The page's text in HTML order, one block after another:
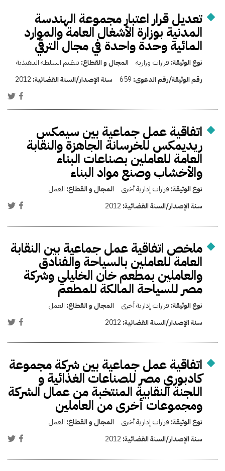
تعديل قرار اعتبار مجموعة الهندسة
المدنية بوزارة الأشغال العامة والموارد
المائية وحدة واحدة في مجال الترقي
نوع الوثيقة: قرارات وزارية المجال و القطاع: تنظيم السلطة التنفيذية
رقم الوثيقة/رقم الدعوى: 659 سنة الإصدار/السنة القضائية: 2012
اتفاقية عمل جماعية بين سيمكس
ريديمكس للخرسانة الجاهزة والنقابة
العامة للعاملين بصناعات البناء
والأخشاب وصنع مواد البناء
نوع الوثيقة: قرارات إدارية أخرى المجال و القطاع: العمل
سنة الإصدار/السنة القضائية: 2012
ملخص اتفاقية عمل جماعية بين النقابة
العامة للعاملين بالسياحة والفنادق
والعاملين بمطعم خان الخليلي وشركة
مصر للسياحة المالكة للمطعم
نوع الوثيقة: قرارات إدارية أخرى المجال و القطاع: العمل
سنة الإصدار/السنة القضائية: 2012
اتفاقية عمل جماعية بين شركة مجموعة
كادبوري مصر للصناعات الغذائية و
اللجنة النقابية المنتخبة من عمال الشركة
ومجموعات أخرى من العاملين
نوع الوثيقة: قرارات إدارية أخرى المجال و القطاع: العمل
سنة الإصدار/السنة القضائية: 2012